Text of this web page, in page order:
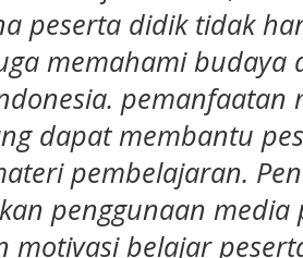
peserta didik tidak
memahami budaya
dapat membantu
pembelajaran.
penggunaan
motivasi belajar